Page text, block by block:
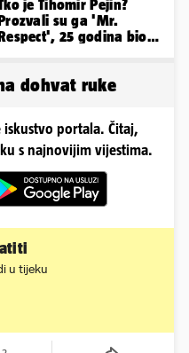
je Tihomir Pejin?
su ga 'Mr.
25 godina bio
dohvat ruke
portala. Čitaj,
s najnovijim vijestima.
u tijeku